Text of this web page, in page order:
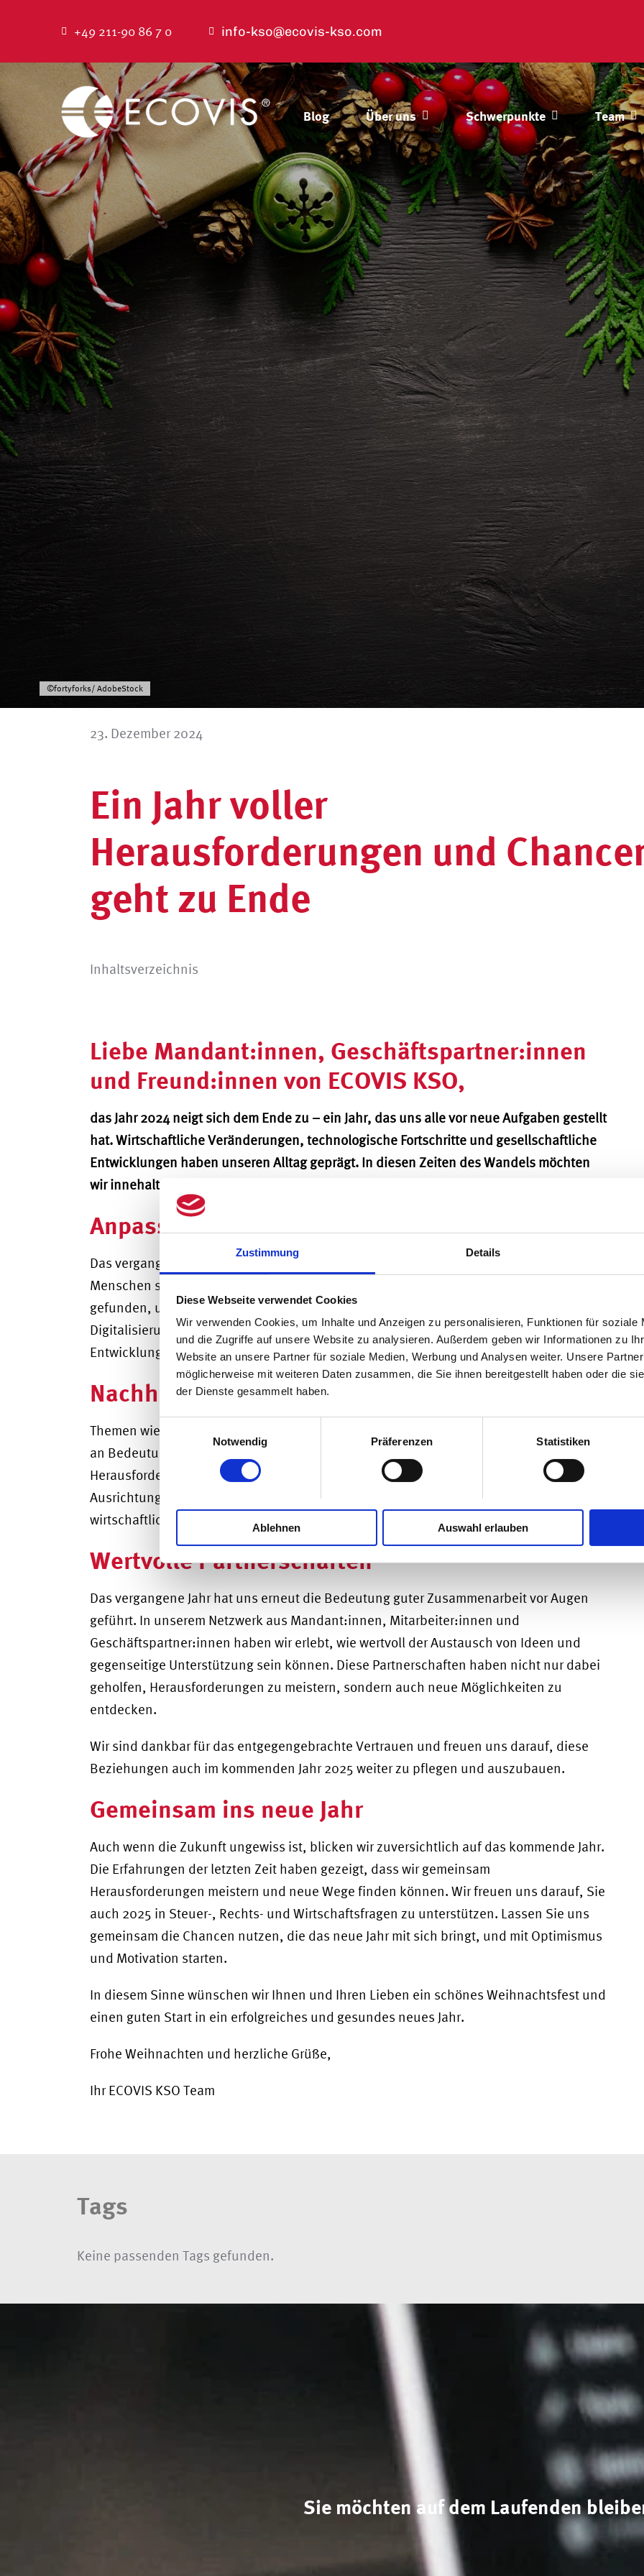
Zustimmung Details
Diese Webseite verwendet Cookies
Wir verwenden Cookies, um Inhalte und Anzeigen zu personalisieren, Funktionen für soziale
und die Zugriffe auf unsere Website zu analysieren. Außerdem geben wir Informationen zu
Website an unsere Partner für soziale Medien, Werbung und Analysen weiter. Unsere
möglicherweise mit weiteren Daten zusammen, die Sie ihnen bereitgestellt haben oder die
der Dienste gesammelt haben.
Notwendig
Präferenzen Statistiken
Ablehnen Auswahl erlauben
+49 211-90 86 7 0 info-kso@ecovis-kso.com
Blog Über uns Schwerpunkte Team
©fortyforks/ AdobeStock
23. Dezember 2024
Ein Jahr voller
Herausforderungen und
geht zu Ende
Inhaltsverzeichnis
Liebe Mandant:innen, Geschäftspartner:innen
und Freund:innen von ECOVIS KSO,
das Jahr 2024 neigt sich dem Ende zu – ein Jahr, das uns alle vor neue Aufgaben gestellt
hat. Wirtschaftliche Veränderungen, technologische Fortschritte und gesellschaftliche
Entwicklungen haben unseren Alltag geprägt. In diesen Zeiten des Wandels möchten
wir innehalten und gemeinsam auf das vergangene Jahr 2024 zurückblicken.
Anpassungsfähigkeit in bewegten Zeiten
Das vergangene Jahr hat gezeigt, wie flexibel und anpassungsfähig Unternehmen und
Menschen sein können. Viele unserer Mandant:innen haben kreative Lösungen
gefunden, um auf veränderte Marktbedingungen zu reagieren. Die fortschreitende
Digitalisierung hat neue Möglichkeiten eröffnet, die Arbeitswelt zu gestalten. Diese
Entwicklungen stimmen uns zuversichtlich für die Zukunft.
Nachhaltigkeit im Fokus
Themen wie Nachhaltigkeit und verantwortungsvolles Wirtschaften haben 2024 weiter
an Bedeutung gewonnen. Wir freuen uns, dass viele unserer Mandant:innen diese
Herausforderungen als Chance begreifen und innovative Ansätze entwickeln. Diese
Ausrichtung auf Zukunftsfähigkeit ist ein wichtiger Schritt für eine stabile
wirtschaftliche Entwicklung.
Wertvolle Partnerschaften
Das vergangene Jahr hat uns erneut die Bedeutung guter Zusammenarbeit vor Augen
geführt. In unserem Netzwerk aus Mandant:innen, Mitarbeiter:innen und
Geschäftspartner:innen haben wir erlebt, wie wertvoll der Austausch von Ideen und
gegenseitige Unterstützung sein können. Diese Partnerschaften haben nicht nur dabei
geholfen, Herausforderungen zu meistern, sondern auch neue Möglichkeiten zu
entdecken.
Wir sind dankbar für das entgegengebrachte Vertrauen und freuen uns darauf, diese
Beziehungen auch im kommenden Jahr 2025 weiter zu pflegen und auszubauen.
Gemeinsam ins neue Jahr
Auch wenn die Zukunft ungewiss ist, blicken wir zuversichtlich auf das kommende Jahr.
Die Erfahrungen der letzten Zeit haben gezeigt, dass wir gemeinsam
Herausforderungen meistern und neue Wege finden können. Wir freuen uns darauf, Sie
auch 2025 in Steuer-, Rechts- und Wirtschaftsfragen zu unterstützen. Lassen Sie uns
gemeinsam die Chancen nutzen, die das neue Jahr mit sich bringt, und mit Optimismus
und Motivation starten.
In diesem Sinne wünschen wir Ihnen und Ihren Lieben ein schönes Weihnachtsfest und
einen guten Start in ein erfolgreiches und gesundes neues Jahr.
Frohe Weihnachten und herzliche Grüße,
Ihr ECOVIS KSO Team
Tags
Keine passenden Tags gefunden.
Sie möchten auf dem Laufenden